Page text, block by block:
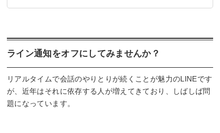
ライン通知をオフにしてみませんか？
リアルタイムで会話のやりとりが続くことが魅力のLINEです
が、近年はそれに依存する人が増えてきており、しばしば問
題になっています。